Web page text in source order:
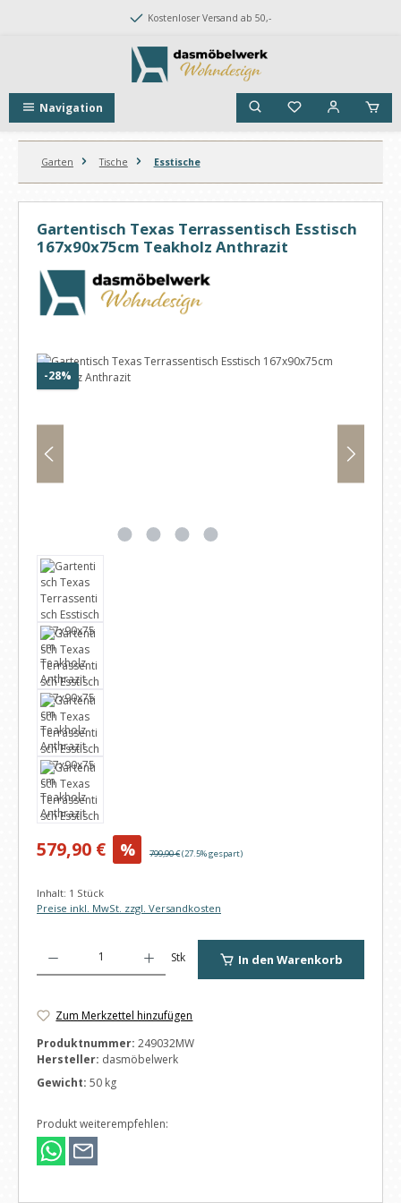
Zum Hauptinhalt springenKostenloser Versand ab 50,-
Navigation
Garten Tische Esstische
Gartentisch Texas Terrassentisch Esstisch
167x90x75cm Teakholz Anthrazit
Bildergalerie überspringen
-28% Rabatt
Verkaufspreis:
579,90 € % Regulärer Preis:
799,90 €(27.5% gespart)
Inhalt: 1 Stück
Preise inkl. MwSt. zzgl. Versandkosten
Stk In den Warenkorb
Zum Merkzettel hinzufügen
Produktnummer: 249032MW
Hersteller: dasmöbelwerk
Gewicht: 50 kg
Produkt weiterempfehlen: